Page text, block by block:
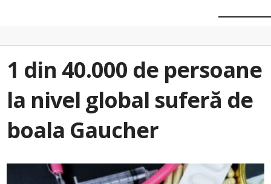
1 din 40.000 de persoane
la nivel global suferă de
boala Gaucher